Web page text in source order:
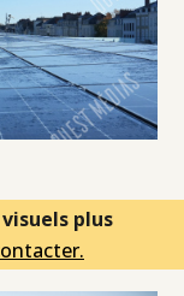
plus